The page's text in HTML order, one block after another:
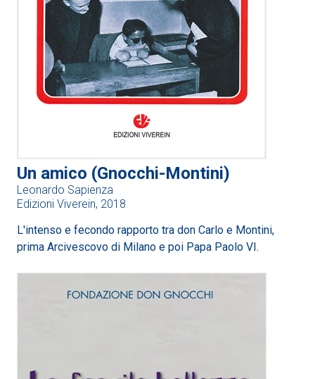
Un amico (Gnocchi-Montini)
Leonardo Sapienza
Edizioni Viverein, 2018
L'intenso e fecondo rapporto tra don Carlo e Montini,
prima Arcivescovo di Milano e poi Papa Paolo VI.